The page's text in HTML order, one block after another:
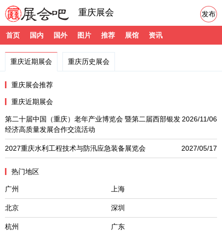
重庆展会
首页 国内 国外 图片 推荐 展馆 资讯
发布
重庆近期展会 重庆历史展会
重庆展会推荐
重庆近期展会
2026/11/06
第二十届中国（重庆）老年产业博览会 暨第二届西部银发
经济高质量发展合作交流活动
2027/05/17
2027重庆水利工程技术与防汛应急装备展览会
热门地区
广州 上海
北京 深圳
杭州 广东